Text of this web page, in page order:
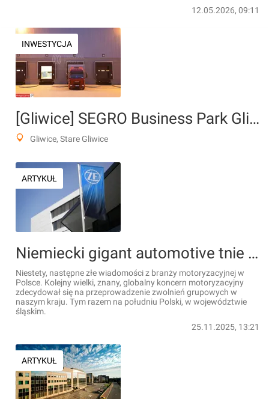
12.05.2026, 09:11
INWESTYCJA
[Gliwice] SEGRO Business Park Gliwice
Gliwice, Stare Gliwice
ARTYKUŁ
Niemiecki gigant automotive tnie zatrudnienie w Polsce
Niestety, następne złe wiadomości z branży motoryzacyjnej w
Polsce. Kolejny wielki, znany, globalny koncern motoryzacyjny
zdecydował się na przeprowadzenie zwolnień grupowych w
naszym kraju. Tym razem na południu Polski, w województwie
śląskim.
25.11.2025, 13:21
ARTYKUŁ